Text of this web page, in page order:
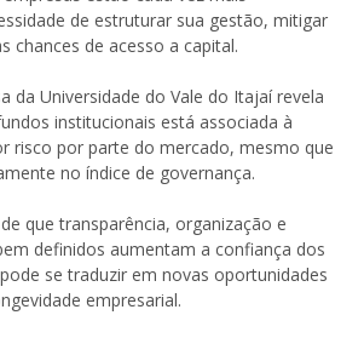
de estruturar sua gestão, mitigar
chances de acesso a capital.
da Universidade do Vale do Itajaí revela
institucionais está associada à
risco por parte do mercado, mesmo que
no índice de governança.
que transparência, organização e
definidos aumentam a confiança dos
se traduzir em novas oportunidades
empresarial.